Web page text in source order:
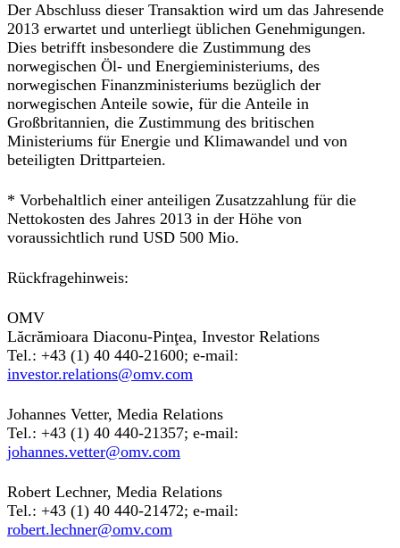
Der Abschluss dieser Transaktion wird um das Jahresende
2013 erwartet und unterliegt üblichen Genehmigungen.
Dies betrifft insbesondere die Zustimmung des
norwegischen Öl- und Energieministeriums, des
norwegischen Finanzministeriums bezüglich der
norwegischen Anteile sowie, für die Anteile in
Großbritannien, die Zustimmung des britischen
Ministeriums für Energie und Klimawandel und von
beteiligten Drittparteien.
* Vorbehaltlich einer anteiligen Zusatzzahlung für die
Nettokosten des Jahres 2013 in der Höhe von
voraussichtlich rund USD 500 Mio.
Rückfragehinweis:
OMV
Lăcrămioara Diaconu-Pinţea, Investor Relations
Tel.: +43 (1) 40 440-21600; e-mail:
investor.relations@omv.com
Johannes Vetter, Media Relations
Tel.: +43 (1) 40 440-21357; e-mail:
johannes.vetter@omv.com
Robert Lechner, Media Relations
Tel.: +43 (1) 40 440-21472; e-mail:
robert.lechner@omv.com